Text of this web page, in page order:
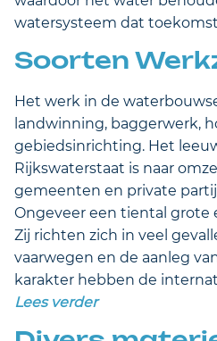
watersysteem dat
Soorten
Het werk in de
landwinning, baggerwerk,
gebiedsinrichting. Het
Rijkswaterstaat is naar
gemeenten en private
Ongeveer een tiental grote
Zij richten zich in veel
vaarwegen en de aanleg
karakter hebben de
Lees verder